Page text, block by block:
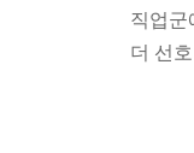
직업군
더 선